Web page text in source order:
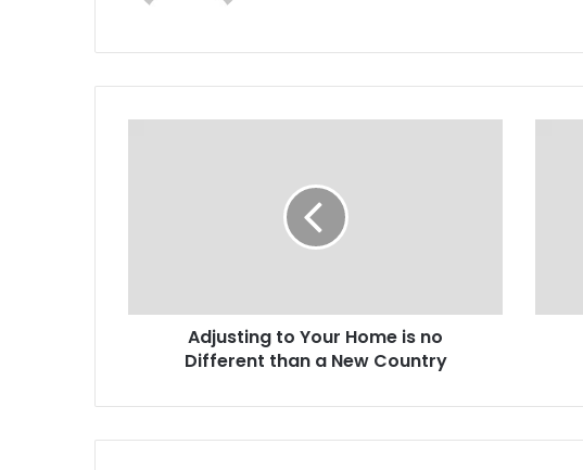
Adjusting to Your Home is no
Different than a New Country